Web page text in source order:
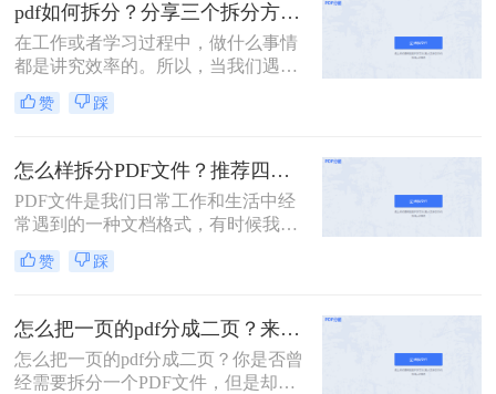
子书、一份合并的财务报表，或是一
次会议的所有记录。此时，如何从中
精准、快速地提取出我们需要的部
分，就成了一个亟待解决的问
题。“拆分PDF”这项技能，因此变得
pdf如何拆分？分享三个拆分方法！
在工作或者学习过程中，做什么事情
都是讲究效率的。所以，当我们遇到
内容又多篇幅又长的PDF文件时，根
本来不及花太多时间去仔细阅读，这
多个文件以便我们快速查阅。那么有
没有更加简便高效的方法可以让我们
实现这一操作呢？今天我就推荐三个
实用的方法来教你pdf如何拆分，让你
快速提高文件处理效率。
赞 踩
怎么样拆分PDF文件？推荐四个拆分PDF方法！
PDF文件是我们日常工作和生活中经
常遇到的一种文档格式，有时候我们
需要对PDF文件进行拆分，以便更好
地管理和处理。本文将为您详细介绍
理和使用。
赞 踩
怎么把一页的pdf分成二页？来看看这3个PDF拆分方法！
怎么把一页的pdf分成二页？你是否曾
经需要拆分一个PDF文件，但是却不